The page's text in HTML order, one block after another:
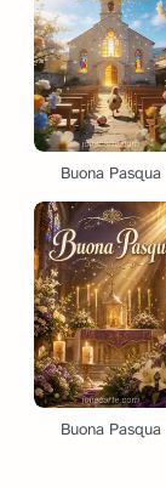
Buona Pasqua
Buona Pasqua